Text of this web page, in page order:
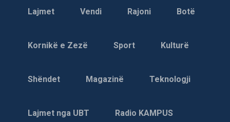
Lajmet Vendi Rajoni Botë
Kornikë e Zezë Sport Kulturë
Shëndet Magazinë Teknologji
Lajmet nga UBT Radio KAMPUS